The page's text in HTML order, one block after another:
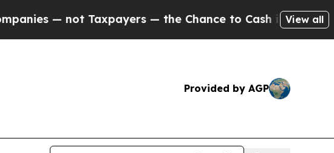
not Taxpayers — the Chance to Cash in on PubliclyView all
Provided by AGP